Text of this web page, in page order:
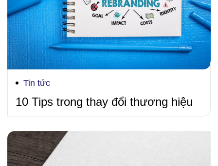
Tin tức
10 Tips trong thay đổi thương hiệu